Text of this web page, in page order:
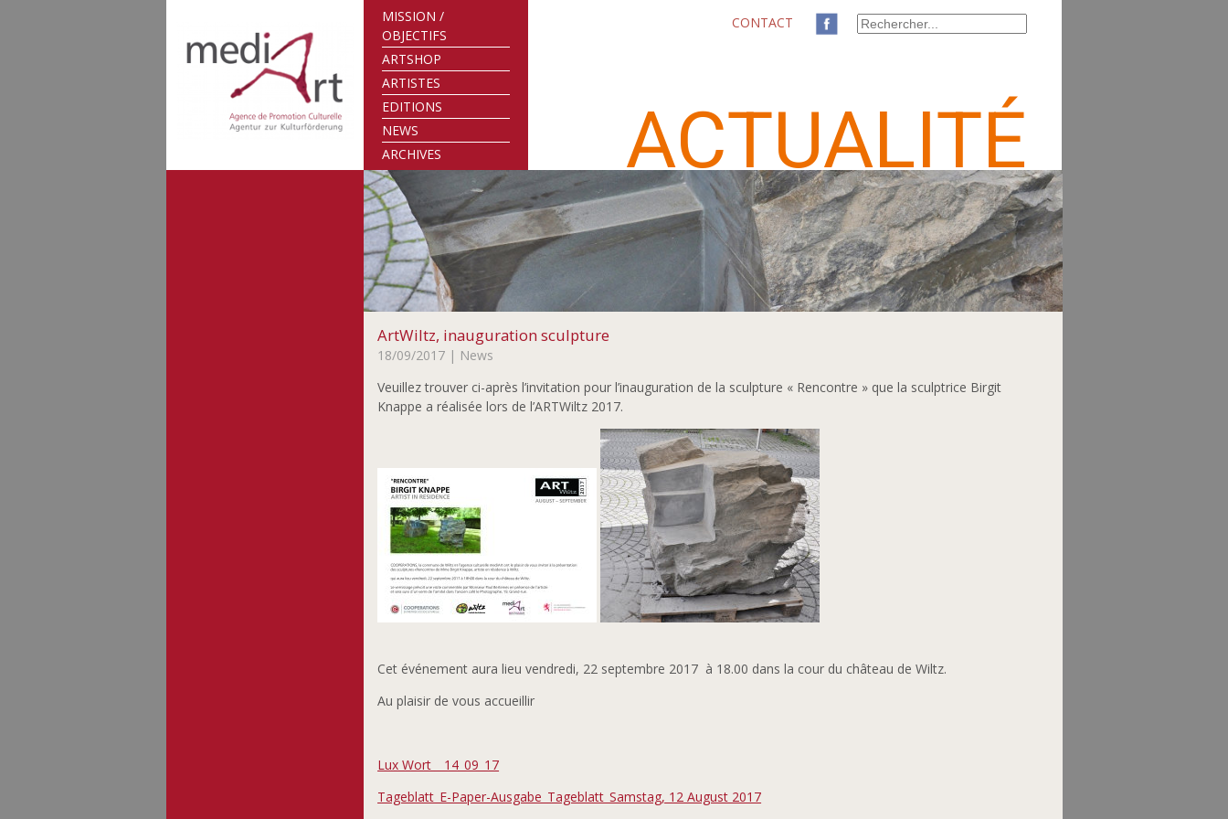
MISSION /
OBJECTIFS
ARTSHOP
ARTISTES
EDITIONS
NEWS
ARCHIVES
CONTACT
ACTUALITÉ
ArtWiltz, inauguration sculpture
18/09/2017 | News
Veuillez trouver ci-après l’invitation pour l’inauguration de la sculpture « Rencontre » que la sculptrice Birgit
Knappe a réalisée lors de l’ARTWiltz 2017.
Cet événement aura lieu vendredi, 22 septembre 2017 à 18.00 dans la cour du château de Wiltz.
Au plaisir de vous accueillir
Lux Wort _ 14_09_17
Tageblatt_E-Paper-Ausgabe_Tageblatt_Samstag, 12 August 2017